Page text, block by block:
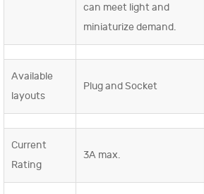
can meet light and
miniaturize demand.
Available
layouts
Plug and Socket
Current
Rating
3A max.